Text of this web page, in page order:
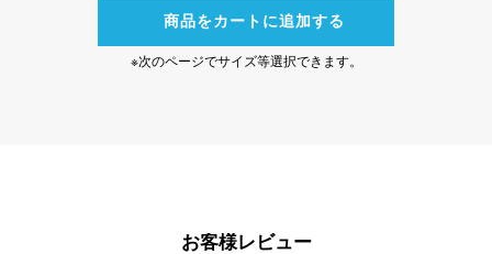
商品をカートに追加する
※次のページでサイズ等選択できます。
お客様レビュー